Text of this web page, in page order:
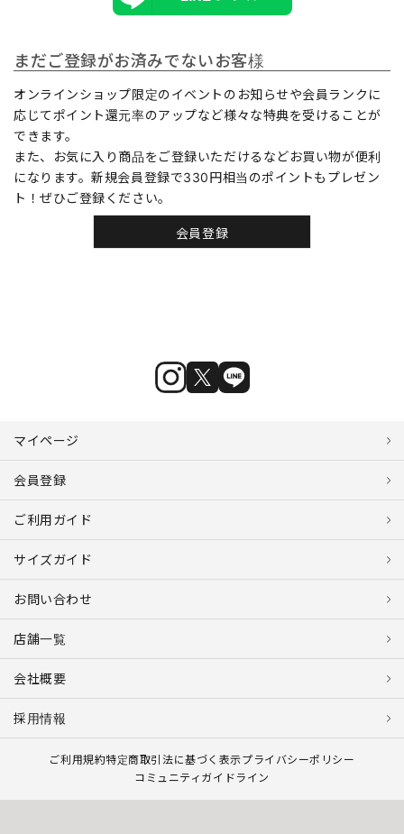
まだご登録がお済みでないお客様
オンラインショップ限定のイベントのお知らせや会員ランクに
応じてポイント還元率のアップなど様々な特典を受けることが
できます。
また、お気に入り商品をご登録いただけるなどお買い物が便利
になります。新規会員登録で330円相当のポイントもプレゼン
ト！ぜひご登録ください。
会員登録
マイページ
会員登録
ご利用ガイド
サイズガイド
お問い合わせ
店舗一覧
会社概要
採用情報
ご利用規約特定商取引法に基づく表示プライバシーポリシー
コミュニティガイドライン